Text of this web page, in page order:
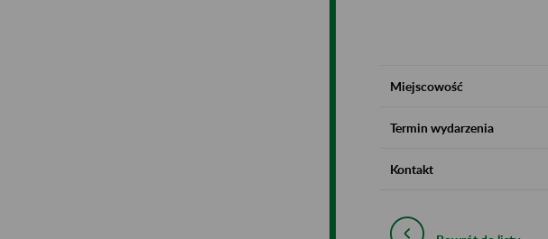
Miejscowość
Termin wydarzenia
Kontakt